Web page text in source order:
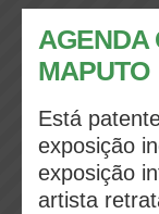
AGENDA
MAPUTO
Está
exposição
exposição
artista